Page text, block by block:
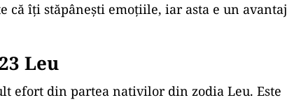
că îți stăpânești emoțiile, iar asta e un avantaj
Leu
efort din partea nativilor din zodia Leu. Este